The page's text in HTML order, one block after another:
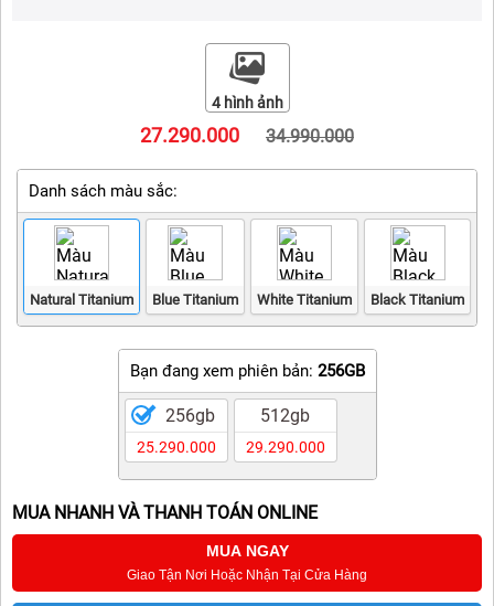
iPhone 14 Pro Max
iPhone 14 Plus
iPhone 14 Pro
iPhone 14
iPhone 12 Pro Max
4 hình ảnh
27.290.000 34.990.000
Danh sách màu sắc:
Natural Titanium Blue Titanium White Titanium Black Titanium
Bạn đang xem phiên bản: 256GB
256gb
25.290.000
512gb
29.290.000
MUA NHANH VÀ THANH TOÁN ONLINE
MUA NGAY
Giao Tận Nơi Hoặc Nhận Tại Cửa Hàng